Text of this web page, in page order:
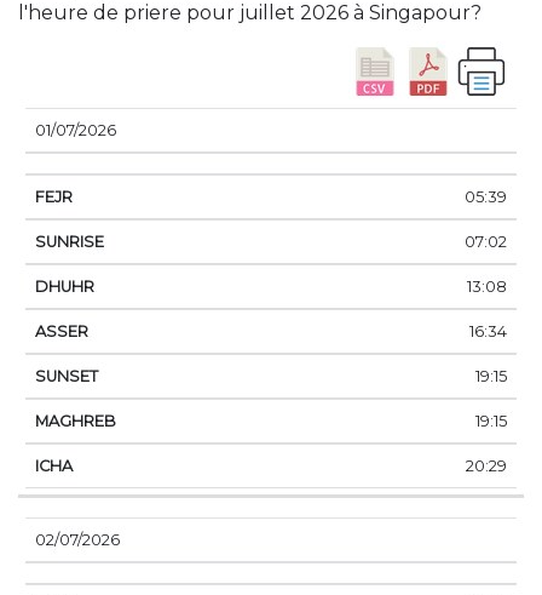
l'heure de priere pour juillet 2026 à Singapour?
DATE
01/07/2026
05:39
07:02
13:08
16:34
19:15
19:15
20:29
02/07/2026